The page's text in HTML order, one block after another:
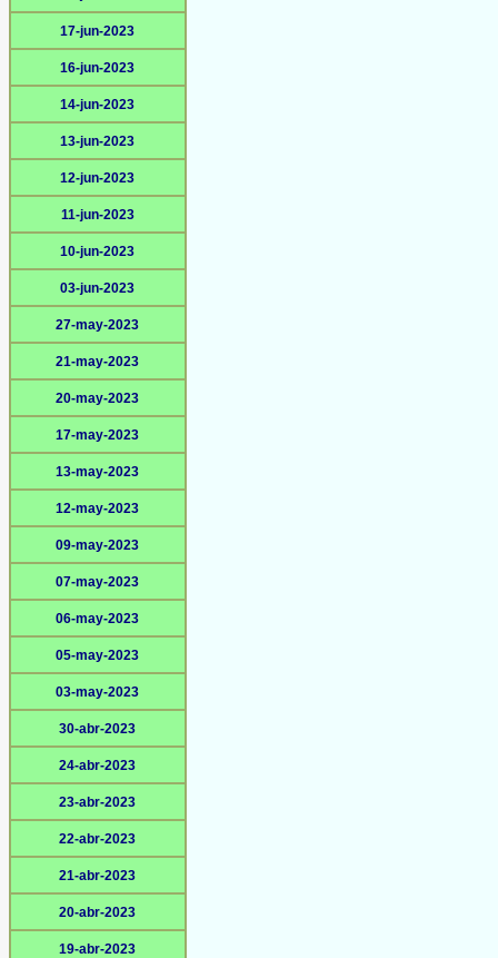
17-jun-2023
16-jun-2023
14-jun-2023
13-jun-2023
12-jun-2023
11-jun-2023
10-jun-2023
03-jun-2023
27-may-2023
21-may-2023
20-may-2023
17-may-2023
13-may-2023
12-may-2023
09-may-2023
07-may-2023
06-may-2023
05-may-2023
03-may-2023
30-abr-2023
24-abr-2023
23-abr-2023
22-abr-2023
21-abr-2023
20-abr-2023
19-abr-2023